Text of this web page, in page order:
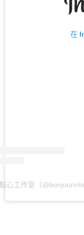
在
心工作室（